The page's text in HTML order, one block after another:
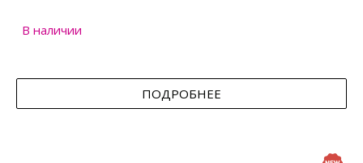
В наличии
ПОДРОБНЕЕ